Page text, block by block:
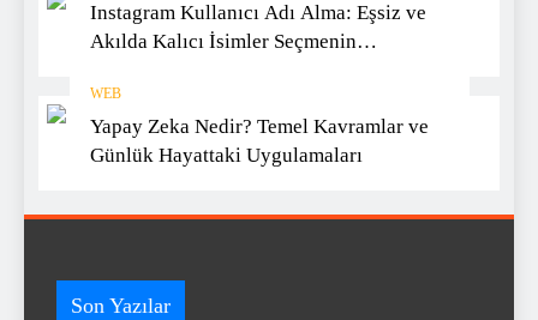
Instagram Kullanıcı Adı Alma: Eşsiz ve
Akılda Kalıcı İsimler Seçmenin
WEB
Yapay Zeka Nedir? Temel Kavramlar ve
Günlük Hayattaki Uygulamaları
Son Yazılar